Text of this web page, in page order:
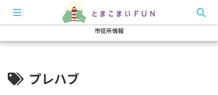
開店・閉店 イベント グルメ 特集 耳より
市役所情報
プレハブ